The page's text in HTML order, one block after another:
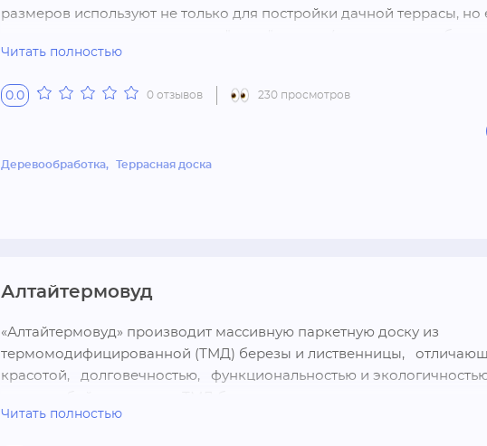
размеров используют не только для постройки дачной террасы, но
секции, скамейки, большие цветочные горшки, ступени и т.п.).
Читать полностью
0.0 0 отзывов 230 просмотров
Деревообработка Террасная доска
Алтайтермовуд
«Алтайтермовуд» производит массивную паркетную доску из
термомодифицированной (ТМД) березы и лиственницы,
красотой,   долговечностью,   функциональностью и
 Экологичность (при производстве не используется никакой химии,
Читать полностью